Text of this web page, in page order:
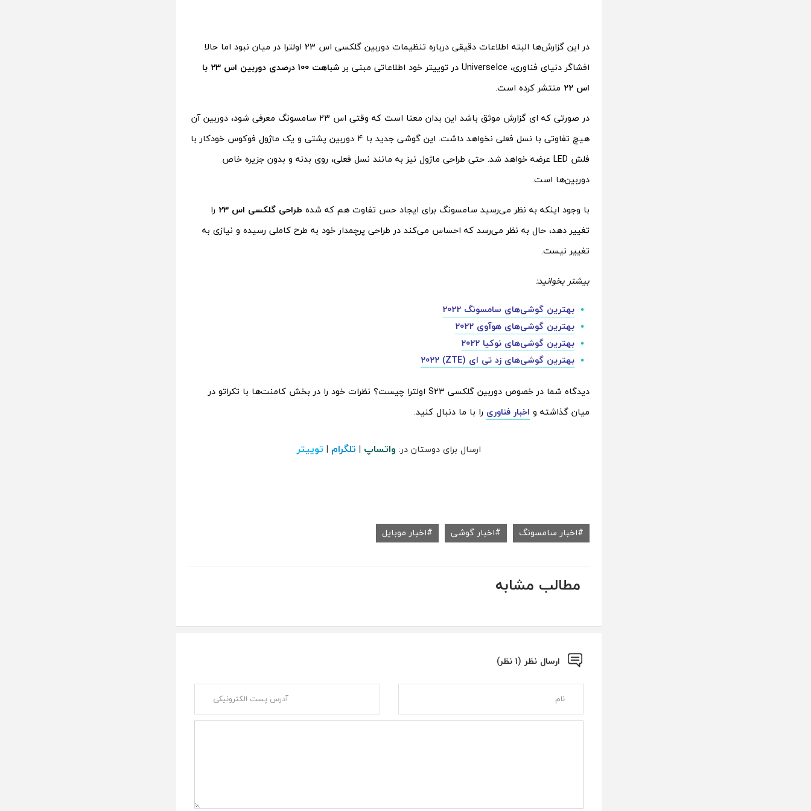
در این گزارش‌ها البته اطلاعات دقیقی درباره تنظیمات دوربین گلکسی اس 23 اولترا در میان نبود اما حالا
افشاگر دنیای فناوری، UniverseIce در توییتر خود اطلاعاتی مبنی بر
شباهت 100 درصدی دوربین اس 23 با
اس 22
منتشر کرده است.
در صورتی که ای گزارش موثق باشد این بدان معنا است که وقتی اس 23 سامسونگ معرفی شود، دوربین آن
هیچ تفاوتی با نسل فعلی نخواهد داشت. این گوشی جدید با 4 دوربین پشتی و یک ماژول فوکوس خودکار با
فلش LED عرضه خواهد شد. حتی طراحی ماژول نیز به مانند نسل فعلی، روی بدنه و بدون جزیره خاص
دوربین‌ها است.
با وجود اینکه به نظر می‌رسید سامسونگ برای ایجاد حس تفاوت هم که شده طراحی گلکسی اس 23
را
تغییر دهد، حال به نظر می‌رسد که احساس می‌کند در طراحی پرچمدار خود به طرح کاملی رسیده و نیازی به
تغییر نیست.
بیشتر بخوانید:
بهترین گوشی‌های سامسونگ 2022
بهترین گوشی‌های هوآوی 2022
بهترین گوشی‌های نوکیا 2022
بهترین گوشی‌های زد تی ای (ZTE) 2022
دیدگاه شما در خصوص دوربین گلکسی S23 اولترا چیست؟ نظرات خود را در بخش کامنت‌ها با تکراتو در
میان گذاشته و اخبار فناوری را با ما دنبال کنید.
ارسال برای دوستان در: واتساپ | تلگرام | توییتر
اخبار سامسونگ اخبار گوشی اخبار موبایل
مطالب مشابه
ارسال نظر (1 نظر)